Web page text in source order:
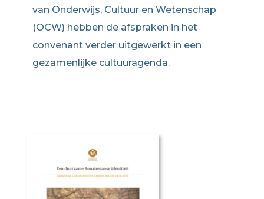
van Onderwijs, Cultuur en Wetenschap
(OCW) hebben de afspraken in het
convenant verder uitgewerkt in een
gezamenlijke cultuuragenda.